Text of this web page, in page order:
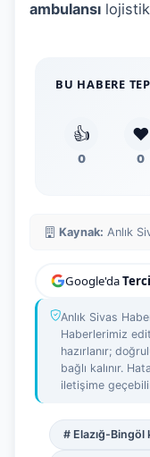
ambulansı
BU HABERE
👍
0
❤️
0
Kaynak: Anlık
Google'da
Anlık Sivas
Haberlerimiz
hazırlanır;
bağlı kalınır.
iletişime
# Elazığ-Bingöl